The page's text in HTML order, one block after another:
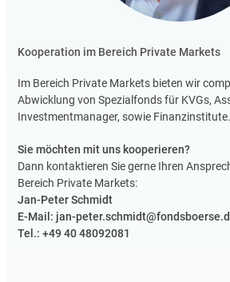
Kooperation im Bereich Private Markets
Im Bereich Private Markets bieten wir
Abwicklung von Spezialfonds für KVGs,
Investmentmanager, sowie Finanzinstitute.
Sie möchten mit uns kooperieren?
Dann kontaktieren Sie gerne Ihren
Bereich Private Markets:
Jan-Peter Schmidt
E-Mail: jan-
Tel.: +49 40 48092081